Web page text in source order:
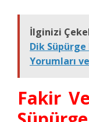
İlginizi
Dik Süpürge
Yorumları
Fakir